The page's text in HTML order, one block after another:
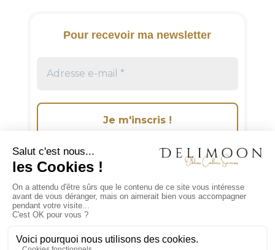
Pour recevoir ma newsletter